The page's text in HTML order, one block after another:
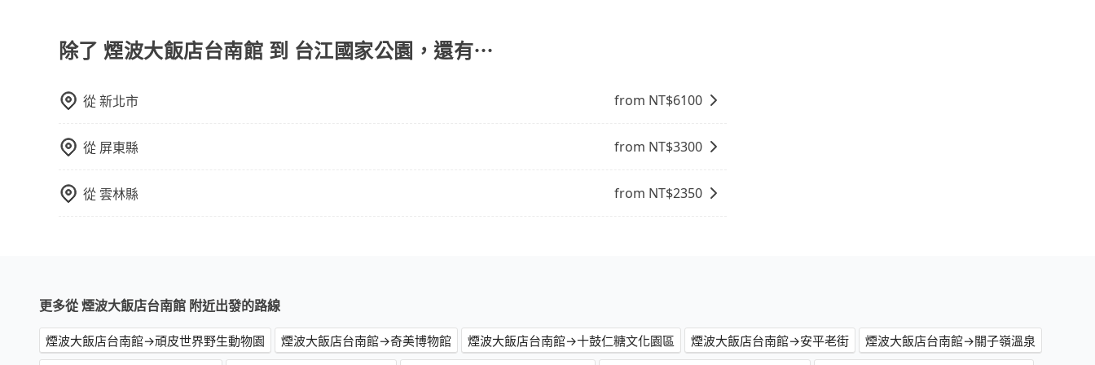
除了 煙波大飯店台南館 到 台江國家公園，還有⋯
從新北市 from NT$6100
從 屏東縣 from NT$3300
從雲林縣 from NT$2350
更多從 煙波大飯店台南館 附近出發的路線
煙波大飯店台南館→頑皮世界野生動物園 煙波大飯店台南館→奇美博物館 煙波大飯店台南館→十鼓仁糖文化園區 煙波大飯店台南館→安平老街
煙波大飯店台南館→關子嶺溫泉